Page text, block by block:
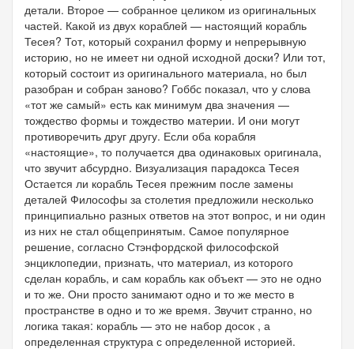
детали. Второе — собранное целиком из оригинальных
частей. Какой из двух кораблей — настоящий корабль
Тесея? Тот, который сохранил форму и непрерывную
историю, но не имеет ни одной исходной доски? Или тот,
который состоит из оригинального материала, но был
разобран и собран заново? Гоббс показал, что у слова
«тот же самый» есть как минимум два значения —
тождество формы и тождество материи. И они могут
противоречить друг другу. Если оба корабля
«настоящие», то получается два одинаковых оригинала,
что звучит абсурдно. Визуализация парадокса Тесея
Остается ли корабль Тесея прежним после замены
деталей Философы за столетия предложили несколько
принципиально разных ответов на этот вопрос, и ни один
из них не стал общепринятым. Самое популярное
решение, согласно Стэнфордской философской
энциклопедии, признать, что материал, из которого
сделан корабль, и сам корабль как объект — это не одно
и то же. Они просто занимают одно и то же место в
пространстве в одно и то же время. Звучит странно, но
логика такая: корабль — это не набор досок , а
определенная структура с определенной историей.